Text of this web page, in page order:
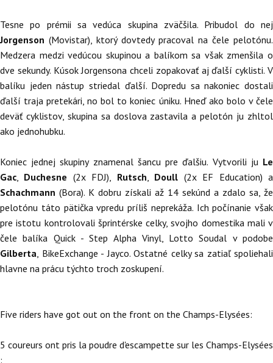
Tesne po prémii sa vedúca skupina zväčšila. Pribudol do nej
Jorgenson (Movistar), ktorý dovtedy pracoval na čele pelotónu.
Medzera medzi vedúcou skupinou a balíkom sa však zmenšila o
dve sekundy. Kúsok Jorgensona chceli zopakovať aj ďalší cyklisti. V
balíku jeden nástup striedal ďalší. Dopredu sa nakoniec dostali
ďalší traja pretekári, no bol to koniec úniku. Hneď ako bolo v čele
deväť cyklistov, skupina sa doslova zastavila a pelotón ju zhltol
ako jednohubku.
Koniec jednej skupiny znamenal šancu pre ďalšiu. Vytvorili ju Le
Gac
Duchesne (2x FDJ), Rutsch Doull (2x EF Education) a
Schachmann (Bora). K dobru získali až 14 sekúnd a zdalo sa, že
pelotónu táto pätička vpredu príliš neprekáža. Ich počínanie však
pre istotu kontrolovali šprintérske celky, svojho domestika mali v
čele balíka Quick - Step Alpha Vinyl, Lotto Soudal v podobe
Gilberta , BikeExchange - Jayco. Ostatné celky sa zatiaľ spoliehali
hlavne na prácu týchto troch zoskupení.
Five riders have got out on the front on the Champs-Elysées:
5 coureurs ont pris la poudre d'escampette sur les Champs-Elysées
: